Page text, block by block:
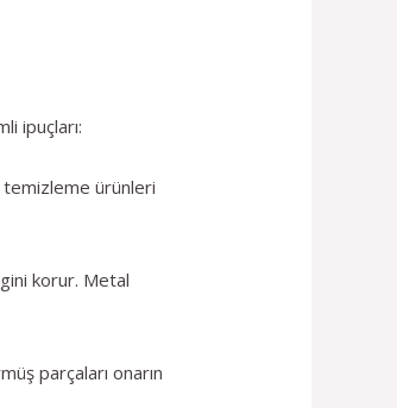
ipuçları:
temizleme ürünleri
korur. Metal
parçaları onarın